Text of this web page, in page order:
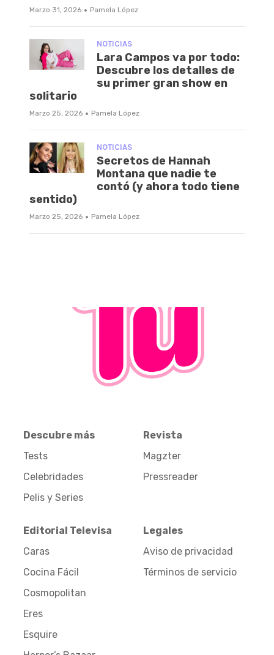
Marzo 31, 2026 · Pamela López
NOTICIAS
Lara Campos va por todo:
Descubre los detalles de
su primer gran show en
solitario
Marzo 25, 2026 · Pamela López
NOTICIAS
Secretos de Hannah
Montana que nadie te
contó (y ahora todo tiene
sentido)
Marzo 25, 2026 · Pamela López
Descubre más
Tests
Celebridades
Pelis y Series
Revista
Magzter
Pressreader
Editorial Televisa
Caras
Cocina Fácil
Cosmopolitan
Eres
Esquire
Legales
Aviso de privacidad
Términos de servicio